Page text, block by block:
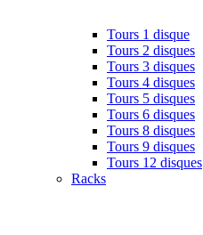
Tours 1 disque
Tours 2 disques
Tours 3 disques
Tours 4 disques
Tours 5 disques
Tours 6 disques
Tours 8 disques
Tours 9 disques
Tours 12 disques
Racks